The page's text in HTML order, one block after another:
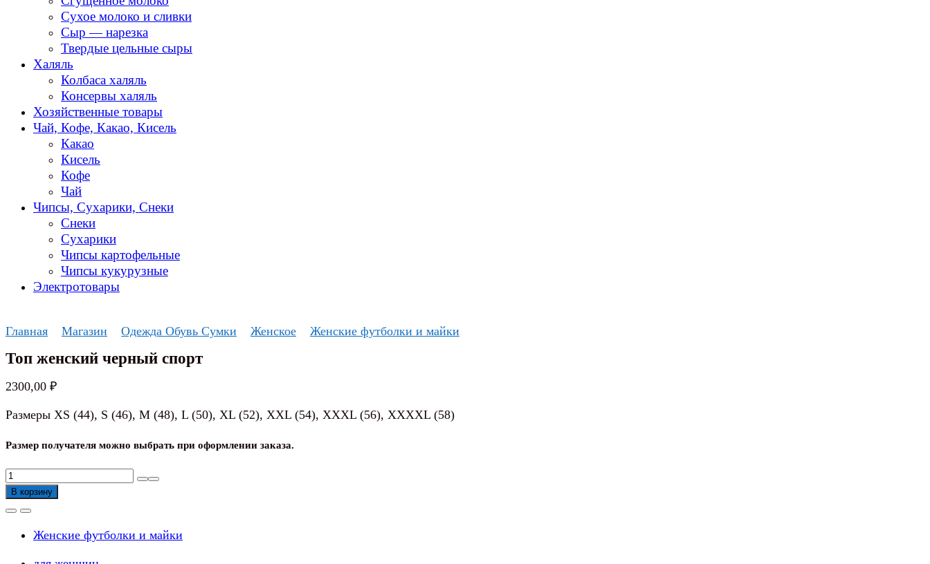
Сухое молоко и сливки
Сыр — нарезка
Твердые цельные сыры
Халяль
Колбаса халяль
Консервы халяль
Хозяйственные товары
Чай, Кофе, Какао, Кисель
Какао
Кисель
Кофе
Чай
Чипсы, Сухарики, Снеки
Снеки
Сухарики
Чипсы картофельные
Чипсы кукурузные
Электротовары
Главная Магазин Одежда Обувь Сумки Женское Женские футболки и майки
Топ женский черный спорт
2300,00 ₽
Размеры XS (44), S (46), M (48), L (50), XL (52), XXL (54), XXXL (56), XXXXL (58)
Размер получателя можно выбрать при оформлении заказа.
Количество
товара
Топ
черный
В корзину
Женские футболки и майки